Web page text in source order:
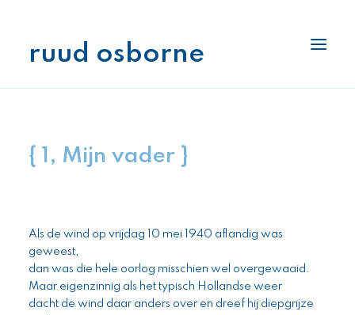
ruud osborne
boekenplank
als ik aan je denk
{ 1, Mijn vader }
Als de wind op vrijdag 10 mei 1940 aflandig was
geweest,
dan was die hele oorlog misschien wel overgewaaid.
Maar eigenzinnig als het typisch Hollandse weer
dacht de wind daar anders over en dreef hij diepgrijze